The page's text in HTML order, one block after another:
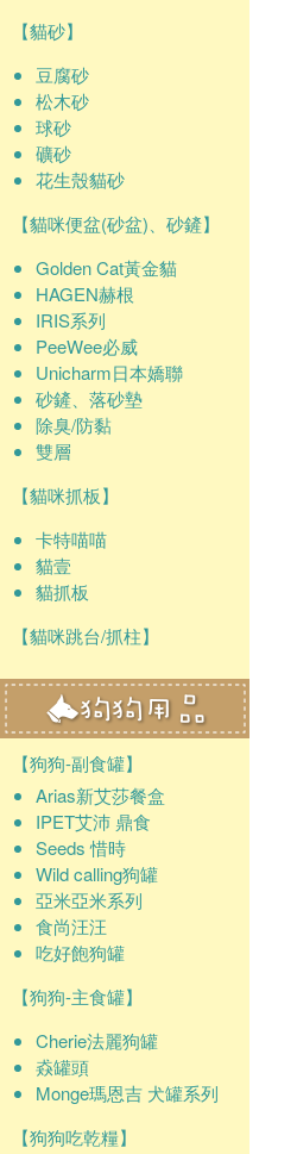
【貓砂】
豆腐砂
松木砂
球砂
礦砂
花生殼貓砂
【貓咪便盆(砂盆)、砂鏟】
Golden Cat黃金貓
HAGEN赫根
IRIS系列
PeeWee必威
Unicharm日本嬌聯
砂鏟、落砂墊
除臭/防黏
雙層
【貓咪抓板】
卡特喵喵
貓壹
貓抓板
【貓咪跳台/抓柱】
【狗狗-副食罐】
Arias新艾莎餐盒
IPET艾沛 鼎食
Seeds 惜時
Wild calling狗罐
亞米亞米系列
食尚汪汪
吃好飽狗罐
【狗狗-主食罐】
Cherie法麗狗罐
猋罐頭
Monge瑪恩吉 犬罐系列
【狗狗吃乾糧】